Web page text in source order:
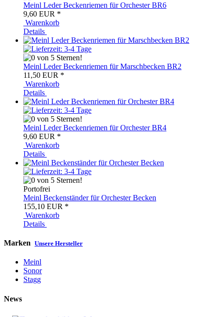
Meinl Leder Beckenriemen für Orchester BR6
9,60 EUR *
Warenkorb
Details
Meinl Leder Beckenriemen für Marschbecken BR2
11,50 EUR *
Warenkorb
Details
Meinl Leder Beckenriemen für Orchester BR4
9,60 EUR *
Warenkorb
Details
Portofrei
Meinl Beckenständer für Orchester Becken
155,10 EUR *
Warenkorb
Details
Marken Unsere Hersteller
Meinl
Sonor
Stagg
News